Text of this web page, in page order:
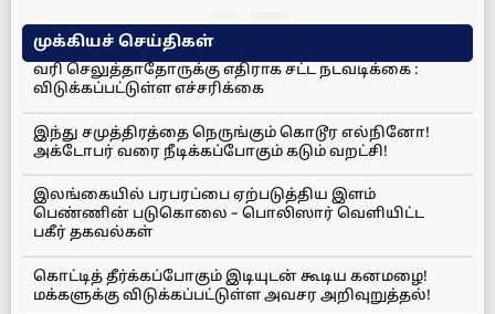
முக்கியச் செய்திகள்
வரி செலுத்தாதோருக்கு எதிராக சட்ட நடவடிக்கை :
விடுக்கப்பட்டுள்ள எச்சரிக்கை
இந்து சமுத்திரத்தை நெருங்கும் கொடூர எல்நினோ!
அக்டோபர் வரை நீடிக்கப்போகும் கடும் வறட்சி!
இலங்கையில் பரபரப்பை ஏற்படுத்திய இளம்
பெண்ணின் படுகொலை – பொலிஸார் வெளியிட்ட
பகீர் தகவல்கள்
கொட்டித் தீர்க்கப்போகும் இடியுடன் கூடிய கனமழை!
மக்களுக்கு விடுக்கப்பட்டுள்ள அவசர அறிவுறுத்தல்!